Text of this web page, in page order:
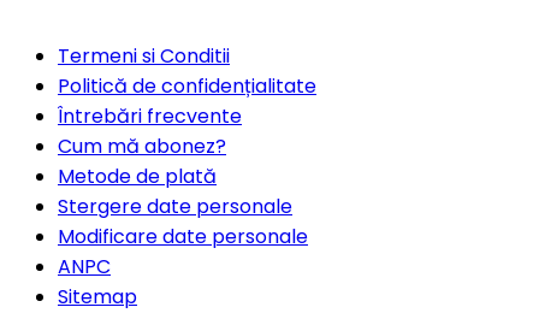
Termeni si Conditii
Politică de confidențialitate
Întrebări frecvente
Cum mă abonez?
Metode de plată
Stergere date personale
Modificare date personale
ANPC
Sitemap